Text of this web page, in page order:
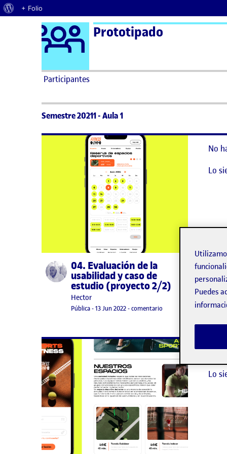
Acerca de WordPress
+ Folio
Saltar al contenido Logo Ágora
Prototipado
Participantes
Semestre 20211 - Aula 1
Publicado por04. Evaluación de la
usabilidad y caso de
estudio (proyecto 2/2)
Publicado por
Hector
Visibilidad:
Pública-Fecha de publicación
13 Jun 202213 junio, 2022 9:45 pm
-comentario en 04. Evaluación de
No
Lo
No
Lo
Puedes